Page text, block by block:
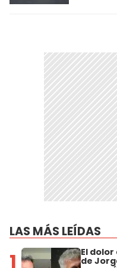
LAS MÁS LEÍDAS
1 El
de